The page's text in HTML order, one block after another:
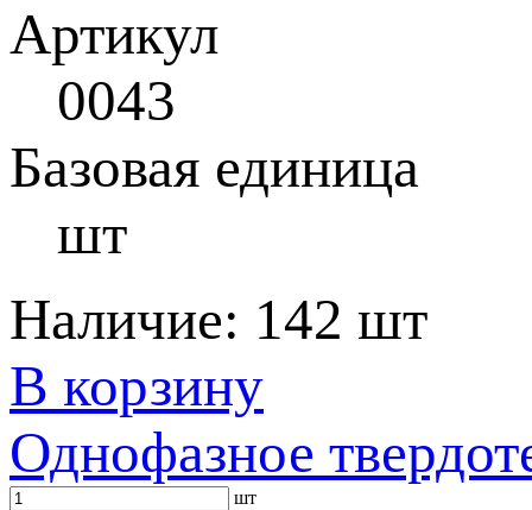
Артикул
0043
Базовая единица
шт
Наличие: 142 шт
В корзину
Однофазное
шт